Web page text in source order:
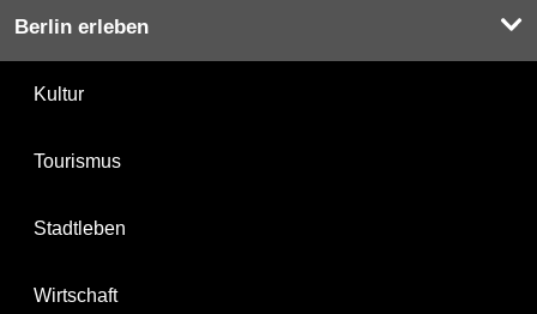
Berlin erleben
Kultur
Tourismus
Stadtleben
Wirtschaft